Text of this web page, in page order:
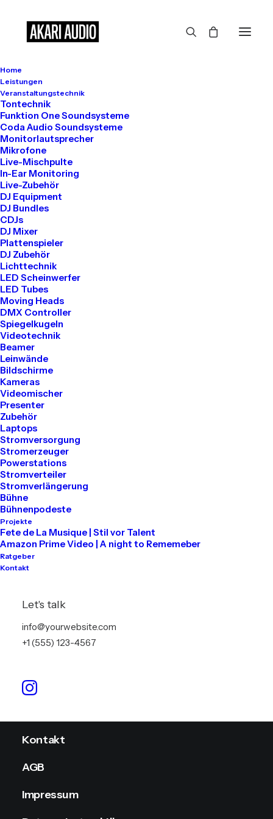
Home
Leistungen
Veranstaltungstechnik
Tontechnik
Funktion One Soundsysteme
Coda Audio Soundsysteme
Monitorlautsprecher
Mikrofone
Live-Mischpulte
In-Ear Monitoring
Live-Zubehör
DJ Equipment
DJ Bundles
CDJs
DJ Mixer
Plattenspieler
DJ Zubehör
Lichttechnik
LED Scheinwerfer
LED Tubes
Moving Heads
DMX Controller
Spiegelkugeln
Videotechnik
Beamer
Leinwände
Bildschirme
Kameras
Videomischer
Presenter
Zubehör
Laptops
Stromversorgung
Stromerzeuger
Powerstations
Stromverteiler
Stromverlängerung
Bühne
Bühnenpodeste
Projekte
Fete de La Musique | Stil vor Talent
Amazon Prime Video | A night to Rememeber
Ratgeber
Kontakt
Let's talk
info@yourwebsite.com
+1 (555) 123-4567
Großes kündigt sich an
Hier bahnt sich etwas Großes an! Unser Shop ist in Arbeit und
wird bald veröffentlicht!
Get in touch
Tel: 030 2000 5441
Mail: info@akari-audio.de
Unser Standort
Akari Events
Bessemerstraße 80
12013 Berlin
Mieten
Tontechnik
Videotechnik
Info
Kontakt
AGB
Impressum